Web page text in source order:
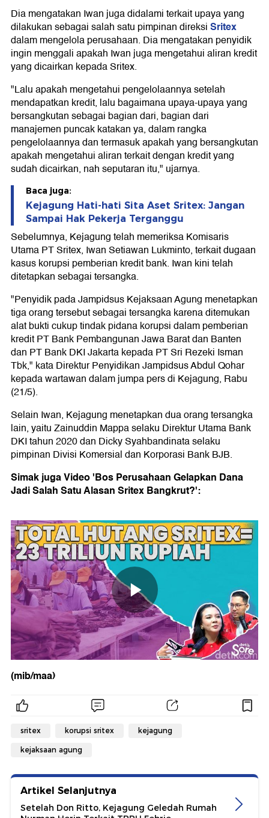
Dia mengatakan Iwan juga didalami terkait upaya yang
dilakukan sebagai salah satu pimpinan direksiSritex
dalam mengelola perusahaan. Dia mengatakan penyidik
ingin menggali apakah Iwan juga mengetahui aliran kredit
yang dicairkan kepada Sritex.
"Lalu apakah mengetahui pengelolaannya setelah
mendapatkan kredit, lalu bagaimana upaya-upaya yang
bersangkutan sebagai bagian dari, bagian dari
manajemen puncak katakan ya, dalam rangka
pengelolaannya dan termasuk apakah yang bersangkutan
apakah mengetahui aliran terkait dengan kredit yang
sudah dicairkan, nah seputaran itu," ujarnya.
Baca juga:
Kejagung Hati-hati Sita Aset Sritex: Jangan
Sampai Hak Pekerja Terganggu
Sebelumnya, Kejagung telah memeriksa Komisaris
Utama PT Sritex, Iwan Setiawan Lukminto, terkait dugaan
kasus korupsi pemberian kredit bank. Iwan kini telah
ditetapkan sebagai tersangka.
"Penyidik pada Jampidsus Kejaksaan Agung menetapkan
tiga orang tersebut sebagai tersangka karena ditemukan
alat bukti cukup tindak pidana korupsi dalam pemberian
kredit PT Bank Pembangunan Jawa Barat dan Banten
dan PT Bank DKI Jakarta kepada PT Sri Rezeki Isman
Tbk," kata Direktur Penyidikan Jampidsus Abdul Qohar
kepada wartawan dalam jumpa pers di Kejagung, Rabu
(21/5).
Selain Iwan, Kejagung menetapkan dua orang tersangka
lain, yaitu Zainuddin Mappa selaku Direktur Utama Bank
DKI tahun 2020 dan Dicky Syahbandinata selaku
pimpinan Divisi Komersial dan Korporasi Bank BJB.
Simak juga Video 'Bos Perusahaan Gelapkan Dana
Jadi Salah Satu Alasan Sritex Bangkrut?':
(mib/maa)
sritex korupsi sritex kejagung
kejaksaan agung
Artikel Selanjutnya
Setelah Don Ritto, Kejagung Geledah Rumah